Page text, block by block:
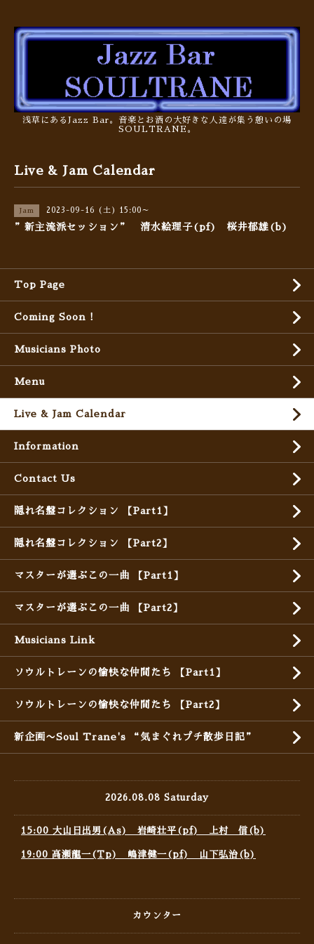
浅草にあるJazz Bar。音楽とお酒の大好きな人達が集う憩いの場
SOULTRANE。
Live & Jam Calendar
Jam 2023-09-16 (土) 15:00～
”新主流派セッション” 清水絵理子(pf) 桜井郁雄(b)
Top Page
Coming Soon !
Musicians Photo
Menu
Live & Jam Calendar
Information
Contact Us
隠れ名盤コレクション 【Part1】
隠れ名盤コレクション 【Part2】
マスターが選ぶこの一曲 【Part1】
マスターが選ぶこの一曲 【Part2】
Musicians Link
ソウルトレーンの愉快な仲間たち 【Part1】
ソウルトレーンの愉快な仲間たち 【Part2】
新企画〜Soul Trane's “気まぐれプチ散歩日記”
2026.08.08 Saturday
15:00 大山日出男(As) 岩崎壮平(pf) 上村 信(b)
19:00 高瀬龍一(Tp) 嶋津健一(pf) 山下弘治(b)
カウンター